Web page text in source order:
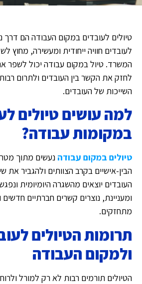
טיולים לעובדים במקום העבודה הם דרך
לעובדים חוויה ייחודית ומעשירה, מחוץ
המשרד. טיול במקום עבודה יכול לשפר
לחזק את הקשר בין העובדים ולתרום
השייכות של העובדים.
למה עושים טיולים
במקומות עבודה?
טיולים במקום עבודה נעשים מתוך
הבין-אישיים בקרב הצוותים ולהגביר את
העובדים יוצאים מהשגרה היומיומית
ומעניינת, נוצרים קשרים חברתיים חדשים
מתחזקים.
תרומות הטיולים
ולמקום העבודה
הטיולים תורמים רבות לא רק למורל